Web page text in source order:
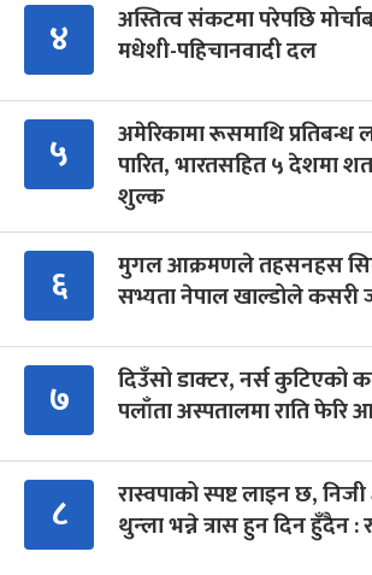
४
अस्तित्व संकटमा परेपछि
मधेशी-पहिचानवादी दल
५
अमेरिकामा रूसमाथि
पारित, भारतसहित ५ देशमा
शुल्क
६
मुगल आक्रमणले तहसनहस
सभ्यता नेपाल खाल्डोले कसरी
७
दिउँसो डाक्टर, नर्स कुटिएको
पलाँता अस्पतालमा राति फेरि
८
रास्वपाको स्पष्ट लाइन छ, निजी
थुन्ला भन्ने त्रास हुन दिन हुँदैन :